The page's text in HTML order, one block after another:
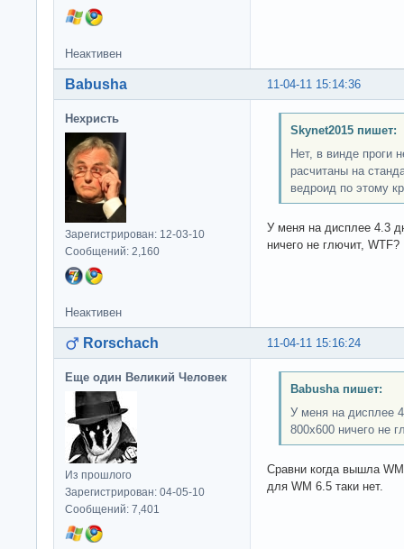
Неактивен
11-04-11 15:14:36
Babusha
Нехристь
Зарегистрирован: 12-03-10
Сообщений: 2,160
Skynet2015 пишет:
Нет, в винде проги
расчитаны на
ведроид по этому
У меня на дисплее 4.3
ничего не глючит, WTF?
Неактивен
11-04-11 15:16:24
Rorschach
Еще один Великий Человек
Из прошлого
Зарегистрирован: 04-05-10
Сообщений: 7,401
Babusha пишет:
У меня на дисплее
800х600 ничего не
Сравни когда вышла
для WM 6.5 таки нет.